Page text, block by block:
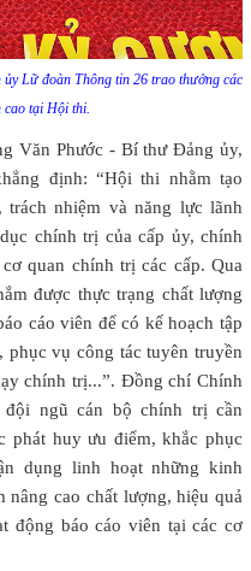
Lữ đoàn Thông tin 26 trao thưởng các
cao tại Hội thi.
Văn Phước - Bí thư Đảng ủy,
định: “Hội thi nhằm tạo
nhiệm và năng lực lãnh
chính trị của cấp ủy, chính
quan chính trị các cấp. Qua
được thực trạng chất lượng
cáo viên để có kế hoạch tập
vụ công tác tuyên truyền
chính trị...”. Đồng chí Chính
ngũ cán bộ chính trị cần
phát huy ưu điểm, khắc phục
dụng linh hoạt những kinh
nâng cao chất lượng, hiệu quả
động báo cáo viên tại các cơ